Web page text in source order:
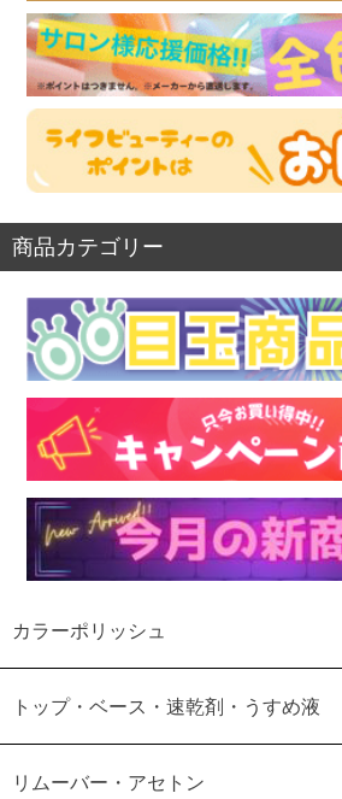
商品カテゴリー
カラーポリッシュ
トップ・ベース・速乾剤・うすめ液
リムーバー・アセトン